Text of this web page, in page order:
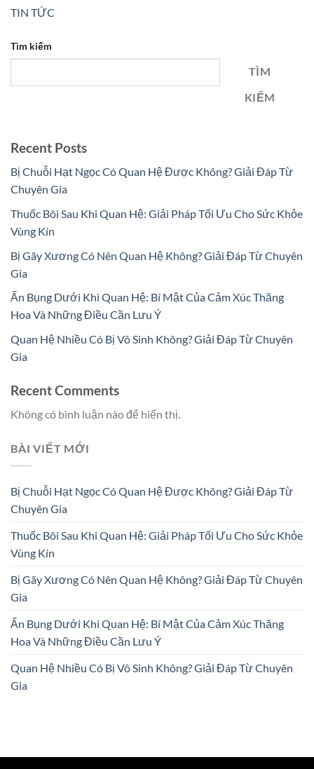
TIN TỨC
Tìm kiếm
TÌM
KIẾM
Recent Posts
Bị Chuỗi Hạt Ngọc Có Quan Hệ Được Không? Giải Đáp Từ
Chuyên Gia
Thuốc Bôi Sau Khi Quan Hệ: Giải Pháp Tối Ưu Cho Sức Khỏe
Vùng Kín
Bị Gãy Xương Có Nên Quan Hệ Không? Giải Đáp Từ Chuyên
Gia
Ấn Bụng Dưới Khi Quan Hệ: Bí Mật Của Cảm Xúc Thăng
Hoa Và Những Điều Cần Lưu Ý
Quan Hệ Nhiều Có Bị Vô Sinh Không? Giải Đáp Từ Chuyên
Gia
Recent Comments
Không có bình luận nào để hiển thị.
BÀI VIẾT MỚI
Bị Chuỗi Hạt Ngọc Có Quan Hệ Được Không? Giải Đáp Từ
Chuyên Gia
Thuốc Bôi Sau Khi Quan Hệ: Giải Pháp Tối Ưu Cho Sức Khỏe
Vùng Kín
Bị Gãy Xương Có Nên Quan Hệ Không? Giải Đáp Từ Chuyên
Gia
Ấn Bụng Dưới Khi Quan Hệ: Bí Mật Của Cảm Xúc Thăng
Hoa Và Những Điều Cần Lưu Ý
Quan Hệ Nhiều Có Bị Vô Sinh Không? Giải Đáp Từ Chuyên
Gia